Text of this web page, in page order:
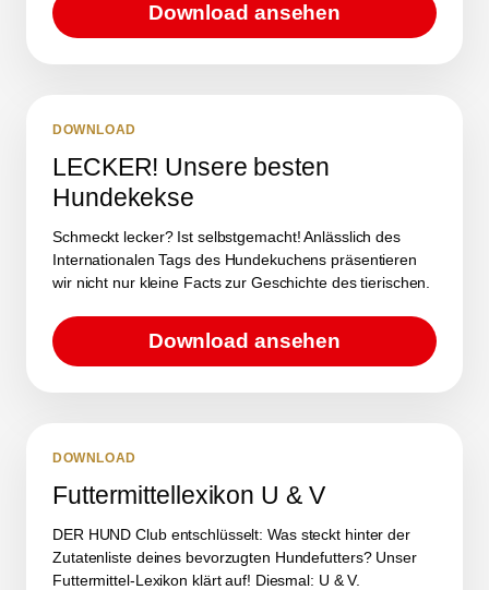
Download ansehen
DOWNLOAD
LECKER! Unsere besten
Hundekekse
Schmeckt lecker? Ist selbstgemacht! Anlässlich des
Internationalen Tags des Hundekuchens präsentieren
wir nicht nur kleine Facts zur Geschichte des tierischen.
Download ansehen
DOWNLOAD
Futtermittellexikon U & V
DER HUND Club entschlüsselt: Was steckt hinter der
Zutatenliste deines bevorzugten Hundefutters? Unser
Futtermittel-Lexikon klärt auf! Diesmal: U & V.